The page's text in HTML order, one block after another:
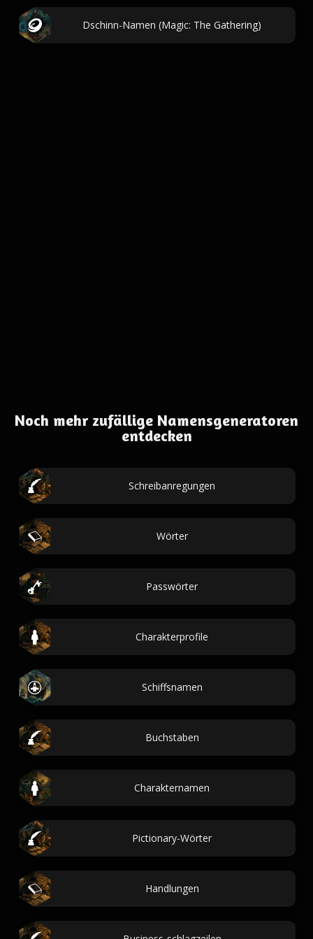
Dschinn-Namen (Magic: The Gathering)
Noch mehr zufällige Namensgeneratoren
entdecken
Schreibanregungen
Wörter
Passwörter
Charakterprofile
Schiffsnamen
Buchstaben
Charakternamen
Pictionary-Wörter
Handlungen